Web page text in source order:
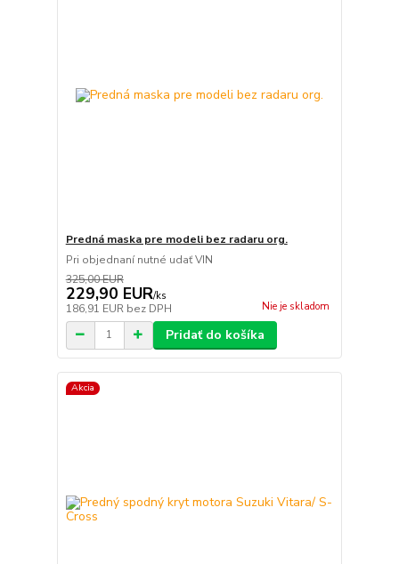
Predná maska pre modeli bez radaru org.
Pri objednaní nutné udať VIN
325,00 EUR
229,90 EUR/ks
186,91 EUR bez DPH Nie je skladom
Pridať do košíka
Akcia